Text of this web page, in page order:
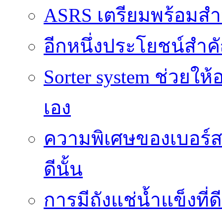
ASRS เตรียมพร้อม
อีกหนึ่งประโยชน์สำคั
Sorter system ช่วย
เอง
ความพิเศษของเบอ
ดีนั้น
การมีถังแช่น้ำแข็งที่